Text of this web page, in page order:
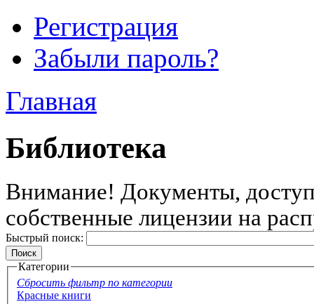
Регистрация
Забыли пароль?
Главная
Библиотека
Внимание! Документы,
собственные лицензии на
Быстрый поиск:
Категории
Сбросить фильтр по категории
Красные книги